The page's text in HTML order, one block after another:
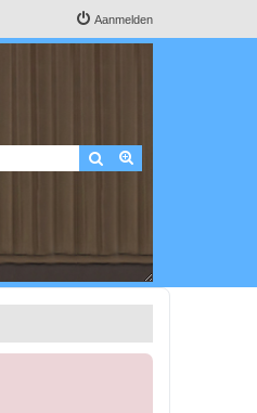
Aanmelden
Zoek